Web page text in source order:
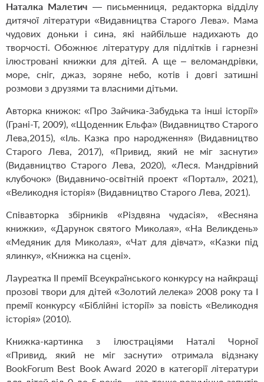
Наталка Малетич — письменниця, редакторка відділу
дитячої літератури «Видавництва Старого Лева». Мама
чудових доньки і сина, які найбільше надихають до
творчості. Обожнює літературу для підлітків і гарнезні
ілюстровані книжки для дітей. А ще – веломандрівки,
море, сніг, джаз, зоряне небо, котів і довгі затишні
розмови з друзями та власними дітьми.
Авторка книжок: «Про Зайчика-Забудька та інші історії»
(Грані-Т, 2009), «Щоденник Ельфа» (Видавництво Старого
Лева,2015), «Іль. Казка про народження» (Видавництво
Старого Лева, 2017), «Привид, який не міг заснути»
(Видавництво Старого Лева, 2020), «Леся. Мандрівний
клубочок» (Видавничо-освітній проект «Портал», 2021),
«Великодня історія» (Видавництво Старого Лева, 2021).
Співавторка збірників «Різдвяна чудасія», «Весняна
книжки», «Дарунок святого Миколая», «На Великдень»
«Медяник для Миколая», «Чат для дівчат», «Казки під
ялинку», «Книжка на сцені».
Лауреатка ІІ премії Всеукраїнського конкурсу на найкращі
прозові твори для дітей «Золотий лелека» 2008 року та I
премії конкурсу «Біблійні історії» за повість «Великодня
історія» (2010).
Книжка-картинка з ілюстраціями Наталі Чорної
«Привид, який не міг заснути» отримала відзнаку
BookForum Best Book Award 2020 в категорії літератури